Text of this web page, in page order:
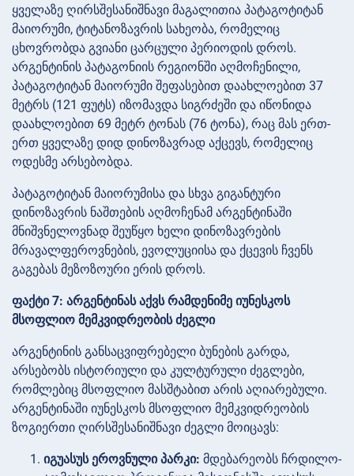
ყველაზე ღირსშესანიშნავი მაგალითია პატაგოტიტან
მაიორუმი, ტიტანოზავრის სახეობა, რომელიც
ცხოვრობდა გვიანი ცარცული პერიოდის დროს.
არგენტინის პატაგონიის რეგიონში აღმოჩენილი,
პატაგოტიტან მაიორუმი შეფასებით დაახლოებით 37
მეტრს (121 ფუტს) იზომავდა სიგრძეში და იწონიდა
დაახლოებით 69 მეტრ ტონას (76 ტონა), რაც მას ერთ-
ერთ ყველაზე დიდ დინოზავრად აქცევს, რომელიც
ოდესმე არსებობდა.
პატაგოტიტან მაიორუმისა და სხვა გიგანტური
დინოზავრის ნაშთების აღმოჩენამ არგენტინაში
მნიშვნელოვნად შეუწყო ხელი დინოზავრების
მრავალფეროვნების, ევოლუციისა და ქცევის ჩვენს
გაგებას მეზოზოური ერის დროს.
ფაქტი 7: არგენტინას აქვს რამდენიმე იუნესკოს
მსოფლიო მემკვიდრეობის ძეგლი
არგენტინის განსაცვიფრებელი ბუნების გარდა,
არსებობს ისტორიული და კულტურული ძეგლები,
რომლებიც მსოფლიო მასშტაბით არის აღიარებული.
არგენტინაში იუნესკოს მსოფლიო მემკვიდრეობის
ზოგიერთი ღირსშესანიშნავი ძეგლი მოიცავს:
იგუასუს ეროვნული პარკი: მდებარეობს ჩრდილო-